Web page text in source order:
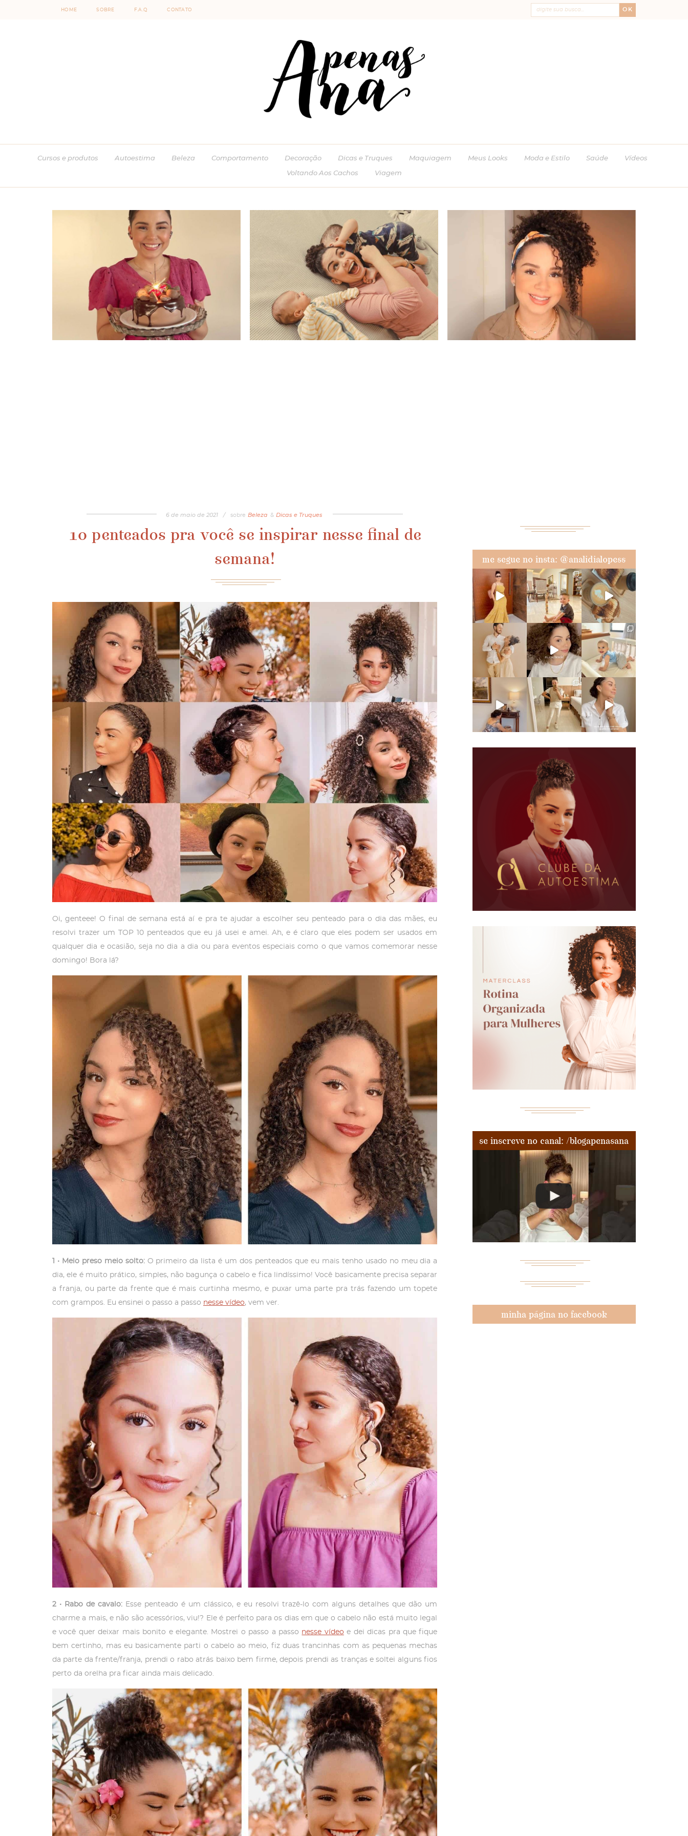
HOME SOBRE F.A.Q CONTATO OK
Cursos e produtos Autoestima Beleza Comportamento Decoração Dicas e Truques Maquiagem Meus Looks Moda e Estilo Saúde Vídeos
Voltando Aos Cachos Viagem
6de maiode 2021 / sobre Beleza & Dicas e Truques
10 penteados pra você se inspirar nesse final de
semana!
Oi, genteee! O final de semana está aí e pra te ajudar a escolher seu penteado para o dia das mães, eu
resolvi trazer um TOP 10 penteados que eu já usei e amei. Ah, e é claro que eles podem ser usados em
qualquer dia e ocasião, seja no dia a dia ou para eventos especiais como o que vamos comemorar nesse
domingo! Bora lá?
1 • Meio preso meio solto: O primeiro da lista é um dos penteados que eu mais tenho usado no meu dia a
dia, ele é muito prático, simples, não bagunça o cabelo e fica lindíssimo! Você basicamente precisa separar
a franja, ou parte da frente que é mais curtinha mesmo, e puxar uma parte pra trás fazendo um topete
com grampos. Eu ensinei o passo a passo nesse vídeo, vem ver.
2 • Rabo de cavalo: Esse penteado é um clássico, e eu resolvi trazê-lo com alguns detalhes que dão um
charme a mais, e não são acessórios, viu!? Ele é perfeito para os dias em que o cabelo não está muito legal
e você quer deixar mais bonito e elegante. Mostrei o passo a passo nesse vídeo e dei dicas pra que fique
bem certinho, mas eu basicamente parti o cabelo ao meio, fiz duas trancinhas com as pequenas mechas
da parte da frente/franja, prendi o rabo atrás baixo bem firme, depois prendi as tranças e soltei alguns fios
perto da orelha pra ficar ainda mais delicado.
me segue no insta: @analidialopess
se inscreve no canal: /blogapenasana
minha página no facebook